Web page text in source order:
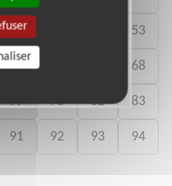
47 53
60 68
77 78 82 83
91 92 93 94